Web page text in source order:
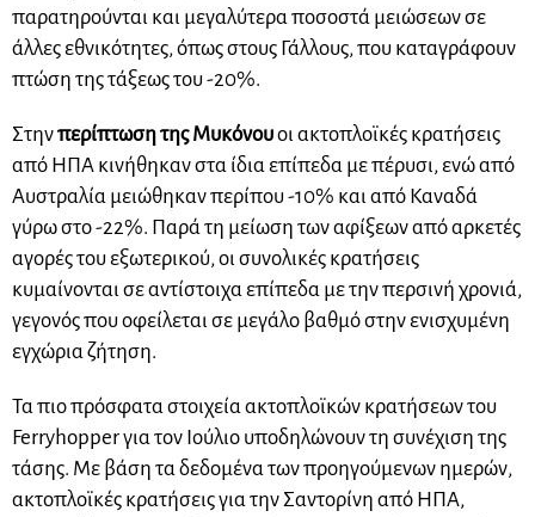
παρατηρούνται και μεγαλύτερα ποσοστά μειώσεων σε
άλλες εθνικότητες, όπως στους Γάλλους, που καταγράφουν
πτώση της τάξεως του -20%.
Στηνπερίπτωση της Μυκόνουοι ακτοπλοϊκές κρατήσεις
από ΗΠΑ κινήθηκαν στα ίδια επίπεδα με πέρυσι, ενώ από
Αυστραλία μειώθηκαν περίπου -10% και από Καναδά
γύρω στο -22%. Παρά τη μείωση των αφίξεων από αρκετές
αγορές του εξωτερικού, οι συνολικές κρατήσεις
κυμαίνονται σε αντίστοιχα επίπεδα με την περσινή χρονιά,
γεγονός που οφείλεται σε μεγάλο βαθμό στην ενισχυμένη
εγχώρια ζήτηση.
Τα πιο πρόσφατα στοιχεία ακτοπλοϊκών κρατήσεων του
Ferryhopper για τον Ιούλιο υποδηλώνουν τη συνέχιση της
τάσης. Με βάση τα δεδομένα των προηγούμενων ημερών,
ακτοπλοϊκές κρατήσεις για την Σαντορίνη από ΗΠΑ,